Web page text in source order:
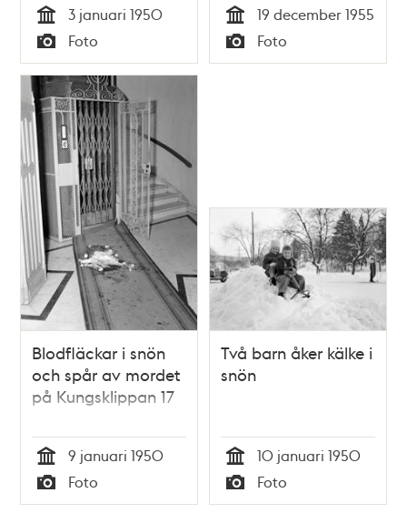
Tid
3 januari 1950
Typ
Foto Tid
19 december 1955
Typ
Foto
Blodfläckar i snön
och spår av mordet
på Kungsklippan 17
Tid
9 januari 1950
Typ
Foto
Två barn åker kälke i
snön
Tid
10 januari 1950
Typ
Foto